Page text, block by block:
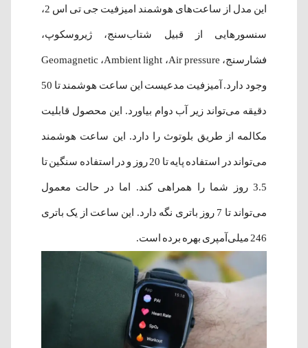
این مدل از ساعت‌های هوشمند امیزفیت جی تی اس 2،
سنسورهایی از قبیل شتاب‌سنج، ژیروسکوپ،
فشارسنج، Geomagnetic ،Ambient light ،Air pressure
وجود دارد. آمیزفیت مدعیست این ساعت هوشمند تا 50
دقیقه می‌تواند زیر آب دوام بیاورد. این محصول قابلیت
مکالمه از طریق بلوتوث را دارد. این ساعت هوشمند
می‌تواند در استفاده پایه تا 20 روز و در استفاده سنگین تا
3.5 روز شما را همراهی کند. اما در حالت معمول
می‌تواند تا 7 روز باتری نگه دارد. این ساعت از یک باتری
246 میلی‌آمپری بهره برده است.